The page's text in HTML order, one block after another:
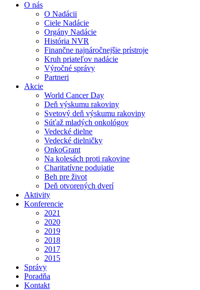
O nás
O Nadácii
Ciele Nadácie
Orgány Nadácie
História NVR
Finančne najnáročnejšie prístroje
Kruh priateľov nadácie
Výročné správy
Partneri
Akcie
World Cancer Day
Deň výskumu rakoviny
Svetový deň výskumu rakoviny
Súťaž mladých onkológov
Vedecké dielne
Vedecké dielničky
OnkoGrant
Na kolesách proti rakovine
Charitatívne podujatie
Beh pre život
Deň otvorených dverí
Aktivity
Konferencie
2021
2020
2019
2018
2017
2015
Správy
Poradňa
Kontakt